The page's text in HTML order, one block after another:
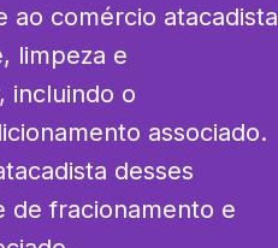
ao comércio atacadista
limpeza e
incluindo o
associado.
desses
de fracionamento e